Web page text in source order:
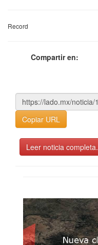
Record
Compartir en:
Copiar URL
Leer noticia completa.